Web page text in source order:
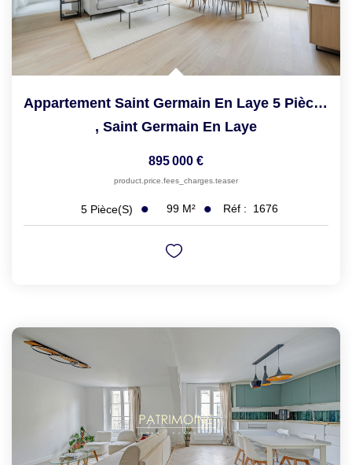
Appartement Saint Germain En Laye 5 Pièce(s) 99.20 M2
, Saint Germain En Laye
895 000 €
product.price.fees_charges.teaser
5 Pièce(s) 99 M² Réf : 1676